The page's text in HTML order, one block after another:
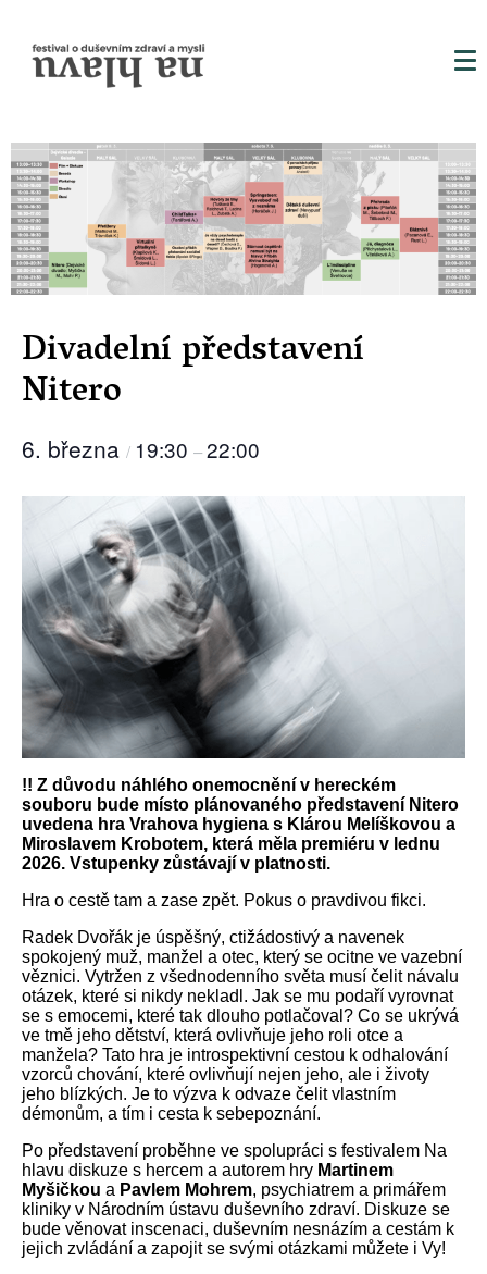
Divadelní představení
Nitero
6. března / 19:30 –22:00
!! Z důvodu náhlého onemocnění v hereckém
souboru bude místo plánovaného představení Nitero
uvedena hra Vrahova hygiena s Klárou Melíškovou a
Miroslavem Krobotem, která měla premiéru v lednu
2026. Vstupenky zůstávají v platnosti.
Hra o cestě tam a zase zpět. Pokus o pravdivou fikci.
Radek Dvořák je úspěšný, ctižádostivý a navenek
spokojený muž, manžel a otec, který se ocitne ve vazební
věznici. Vytržen z všednodenního světa musí čelit návalu
otázek, které si nikdy nekladl. Jak se mu podaří vyrovnat
se s emocemi, které tak dlouho potlačoval? Co se ukrývá
ve tmě jeho dětství, která ovlivňuje jeho roli otce a
manžela? Tato hra je introspektivní cestou k odhalování
vzorců chování, které ovlivňují nejen jeho, ale i životy
jeho blízkých. Je to výzva k odvaze čelit vlastním
démonům, a tím i cesta k sebepoznání.
Po představení proběhne ve spolupráci s festivalem Na
hlavu diskuze s hercem a autorem hry Martinem
Myšičkou a Pavlem Mohrem, psychiatrem a primářem
kliniky v Národním ústavu duševního zdraví. Diskuze se
bude věnovat inscenaci, duševním nesnázím a cestám k
jejich zvládání a zapojit se svými otázkami můžete i Vy!